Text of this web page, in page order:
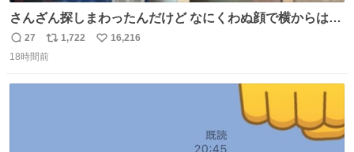
さんざん探しまわったんだけど なにくわぬ顔で横からはえ
てた
返
信
27
リ
ポ
1,722
い
16,216
18時間前